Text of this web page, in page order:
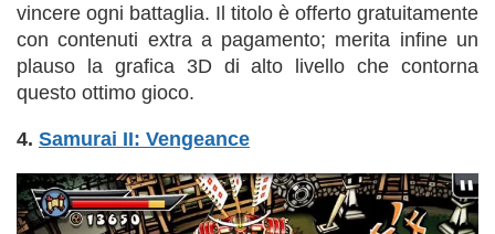
vincere ogni battaglia. Il titolo è offerto gratuitamente
con contenuti extra a pagamento; merita infine un
plauso la grafica 3D di alto livello che contorna
questo ottimo gioco.
4. Samurai II: Vengeance